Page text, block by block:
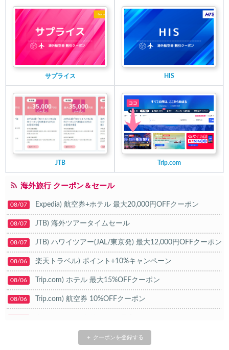
サプライス HIS
JTB Trip.com
海外旅行 クーポン＆セール
08/07 Expedia) 航空券+ホテル 最大20,000円OFFクーポン
08/07 JTB) 海外ツアータイムセール
08/07 JTB) ハワイツアー(JAL/東京発) 最大12,000円OFFクーポン
08/06 楽天トラベル) ポイント+10%キャンペーン
08/06 Trip.com) ホテル 最大15%OFFクーポン
08/06 Trip.com) 航空券 10%OFFクーポン
HIS) 海外航空券タイムセール
＋ クーポンを登録する